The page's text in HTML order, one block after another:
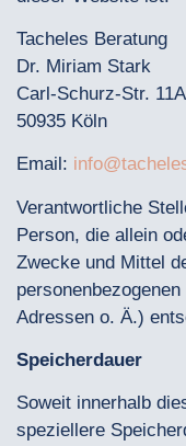
Tacheles Beratung
Dr. Miriam Stark
Carl-Schurz-Str.
50935 Köln
Email:
Verantwortliche
Person, die allein
Zwecke und Mittel
Adressen o. Ä.)
Speicherdauer
Soweit innerhalb
speziellere